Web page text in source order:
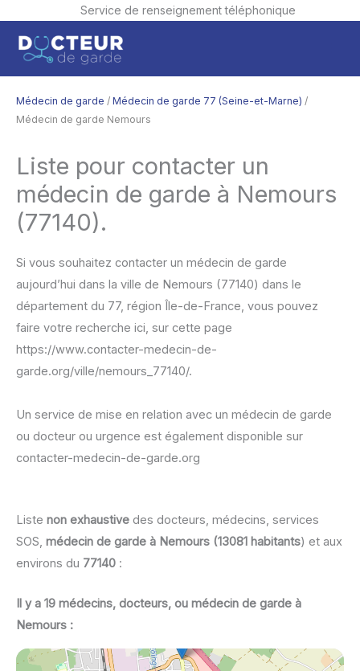
Service de renseignement téléphonique
contenu
Médecin de garde / Médecin de garde 77 (Seine-et-Marne) /
Médecin de garde Nemours
Liste pour contacter un
médecin de garde à Nemours
(77140).
Si vous souhaitez contacter un médecin de garde
aujourd’hui dans la ville de Nemours (77140) dans le
département du 77, région Île-de-France, vous pouvez
faire votre recherche ici, sur cette page
https://www.contacter-medecin-de-
garde.org/ville/nemours_77140/.
Un service de mise en relation avec un médecin de garde
ou docteur ou urgence est également disponible sur
contacter-medecin-de-garde.org
Liste non exhaustive des docteurs, médecins, services
SOS, médecin de garde à Nemours (13081 habitants) et aux
environs du 77140 :
Il y a 19 médecins, docteurs, ou médecin de garde à
Nemours :